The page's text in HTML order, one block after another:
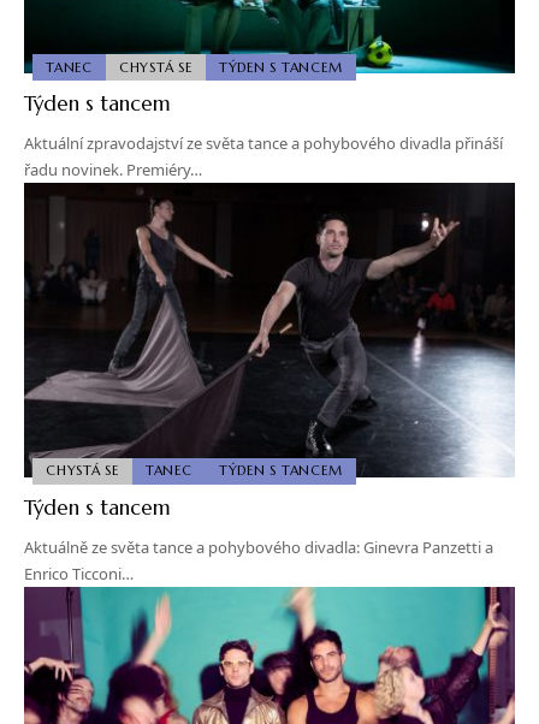
TANEC CHYSTÁ SE TÝDEN S TANCEM
Týden s tancem
Aktuální zpravodajství ze světa tance a pohybového divadla přináší
řadu novinek. Premiéry…
CHYSTÁ SE TANEC TÝDEN S TANCEM
Týden s tancem
Aktuálně ze světa tance a pohybového divadla: Ginevra Panzetti a
Enrico Ticconi…